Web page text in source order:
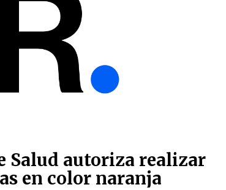
Salud autoriza realizar
en color naranja